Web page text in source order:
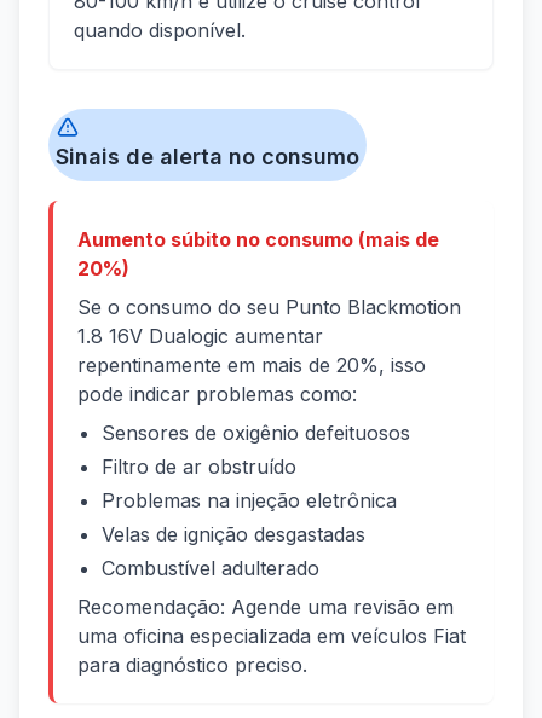
quando disponível.
Sinais de alerta no consumo
Aumento súbito no consumo (mais de
20%)
Se o consumo do seu Punto Blackmotion
1.8 16V Dualogic aumentar
repentinamente em mais de 20%, isso
pode indicar problemas como:
Sensores de oxigênio defeituosos
Filtro de ar obstruído
Problemas na injeção eletrônica
Velas de ignição desgastadas
Combustível adulterado
Recomendação: Agende uma revisão em
uma oficina especializada em veículos Fiat
para diagnóstico preciso.